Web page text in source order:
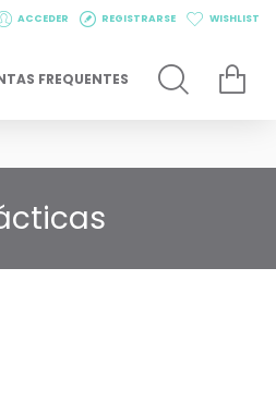
ACCEDER REGISTRARSE WISHLIST
FREQUENTES